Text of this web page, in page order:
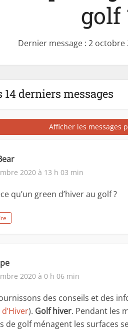
golf
Dernier message : 2 octobre
14 derniers messages
Afficher les messages
2020 à 13 h 03 min
qu’un green d’hiver au golf ?
2020 à 0 h 06 min
des conseils et des
). Golf hiver. Pendant les
de golf ménagent les surfaces